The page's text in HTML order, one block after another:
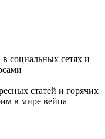
социальных сетях и
статей и горячих
в мире вейпа